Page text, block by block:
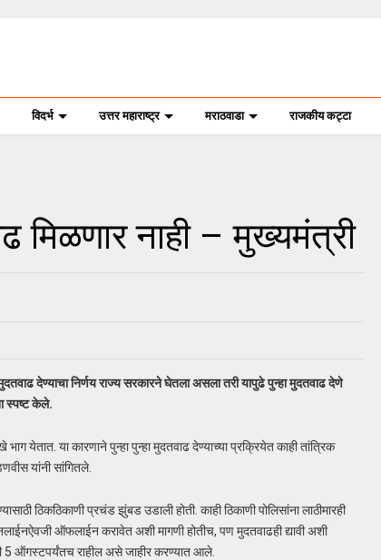
विदर्भ उत्तर महाराष्ट्र मराठवाडा राजकीय कट्टा
मिळणार नाही – मुख्यमंत्री
देण्याचा निर्णय राज्य सरकारने घेतला असला तरी यापुढे पुन्हा मुदतवाढ देणे
स्पष्ट केले.
येतात. या कारणाने पुन्हा पुन्हा मुदतवाढ देण्याच्या प्रक्रियेत काही तांत्रिक
यांनी सांगितले.
ठिकठिकाणी प्रचंड झुंबड उडाली होती. काही ठिकाणी पोलिसांना लाठीमारही
ऑफलाईन करावेत अशी मागणी होतीच, पण मुदतवाढही द्यावी अशी
5 ऑगस्टपर्यंतच राहील असे जाहीर करण्यात आले.